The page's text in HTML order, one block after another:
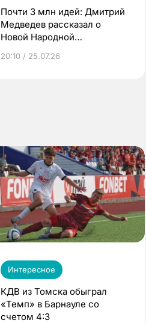
Почти 3 млн идей: Дмитрий
Медведев рассказал о
Новой Народной
20:10 / 25.07.26
Интересное
КДВ из Томска обыграл
«Темп» в Барнауле со
счетом 4:3